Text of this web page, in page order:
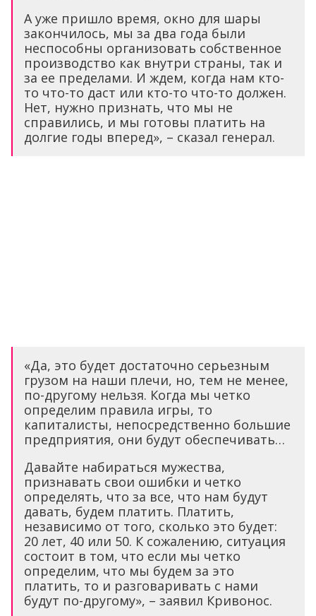
А уже пришло время, окно для шары
закончилось, мы за два года были
неспособны организовать собственное
производство как внутри страны, так и
за ее пределами. И ждем, когда нам кто-
то что-то даст или кто-то что-то должен.
Нет, нужно признать, что мы не
справились, и мы готовы платить на
долгие годы вперед», – сказал генерал.
«Да, это будет достаточно серьезным
грузом на наши плечи, но, тем не менее,
по-другому нельзя. Когда мы четко
определим правила игры, то
капиталисты, непосредственно большие
предприятия, они будут обеспечивать…
Давайте набираться мужества,
признавать свои ошибки и четко
определять, что за все, что нам будут
давать, будем платить. Платить,
независимо от того, сколько это будет:
20 лет, 40 или 50. К сожалению, ситуация
состоит в том, что если мы четко
определим, что мы будем за это
платить, то и разговаривать с нами
будут по-другому», – заявил Кривонос.